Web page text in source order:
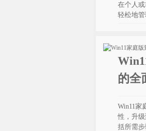
在个人
轻松地管
的全
Win11家
性，升
括所需步